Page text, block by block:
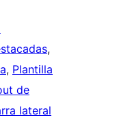
, Plantilla
de
lateral